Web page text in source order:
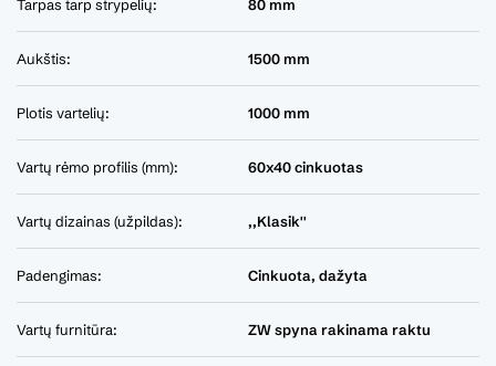
Tarpas tarp strypelių: 80 mm
Aukštis: 1500 mm
Plotis vartelių: 1000 mm
Vartų rėmo profilis (mm): 60x40 cinkuotas
Vartų dizainas (užpildas): ,,Klasik''
Padengimas: Cinkuota, dažyta
Vartų furnitūra: ZW spyna rakinama raktu